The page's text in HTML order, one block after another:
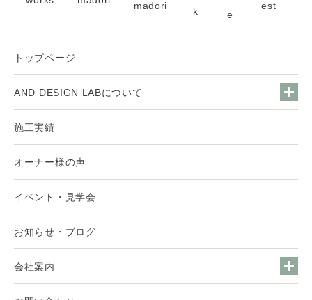
トップページ
AND DESIGN LABについて
施工実績
オーナー様の声
イベント・見学会
お知らせ・ブログ
会社案内